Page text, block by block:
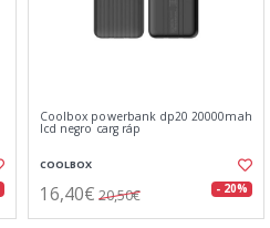
Coolbox powerbank dp20 20000mah
lcd negro carg ráp
COOLBOX
16,40€ 20,50€ - 20%